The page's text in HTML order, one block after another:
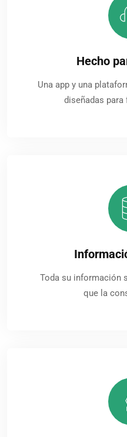
Hecho
Una app y una
diseñadas
Toda su información
que la